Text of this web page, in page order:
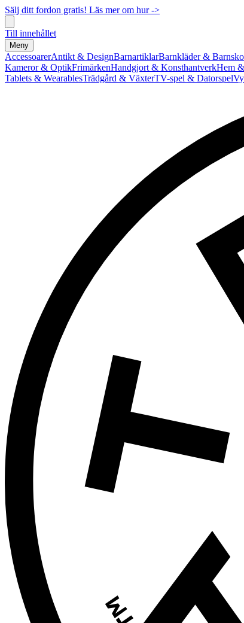
Sälj ditt fordon gratis! Läs mer om hur ->
Till innehållet
Meny
AccessoarerAntikt & DesignBarnartiklarBarnkläder &
Kameror & OptikFrimärkenHandgjort & KonsthantverkHem
Tablets & WearablesTrädgård & VäxterTV-spel & Datorspel